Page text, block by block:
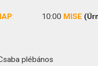
: 10:00 MISE
plébános